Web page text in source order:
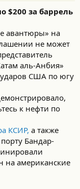
$200 за баррель
авантюры» на
не может
аль-Анбия»
США по югу
к нефти по
КСИР, а также
Бандар-
на американские